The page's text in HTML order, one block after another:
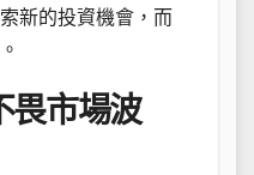
新的投資機會，而
畏市場波